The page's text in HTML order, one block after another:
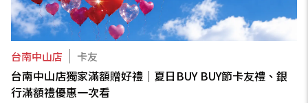
台南中山店 卡友
台南中山店獨家滿額贈好禮｜夏日BUY BUY節卡友禮、銀
行滿額禮優惠一次看